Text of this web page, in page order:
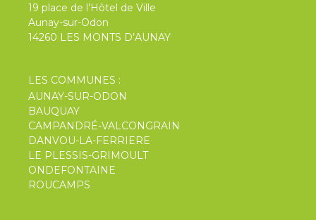
19 place de l’Hôtel de Ville
Aunay-sur-Odon
14260 LES MONTS D’AUNAY
LES COMMUNES :
AUNAY-SUR-ODON
BAUQUAY
CAMPANDRÉ-VALCONGRAIN
DANVOU-LA-FERRIERE
LE PLESSIS-GRIMOULT
ONDEFONTAINE
ROUCAMPS